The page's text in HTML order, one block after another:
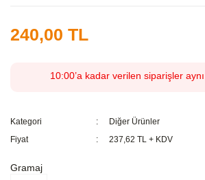
240,00 TL
10:00’a kadar verilen siparişler
Kategori
Diğer Ürünler
Fiyat
237,62 TL + KDV
Gramaj